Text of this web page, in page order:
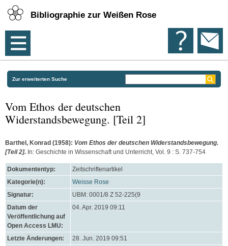
Bibliographie zur Weißen Rose
Zur erweiterten Suche
Vom Ethos der deutschen
Widerstandsbewegung. [Teil 2]
Barthel, Konrad (1958): Vom Ethos der deutschen Widerstandsbewegung.
[Teil 2]. In: Geschichte in Wissenschaft und Unterricht, Vol. 9 : S. 737-754
Dokumententyp:
Zeitschriftenartikel
Kategorie(n):
Weisse Rose
Signatur:
UBM: 0001/8 Z 52-225(9
Datum der
Veröffentlichung auf
Open Access LMU:
04. Apr. 2019 09:11
Letzte Änderungen:
28. Jun. 2019 09:51